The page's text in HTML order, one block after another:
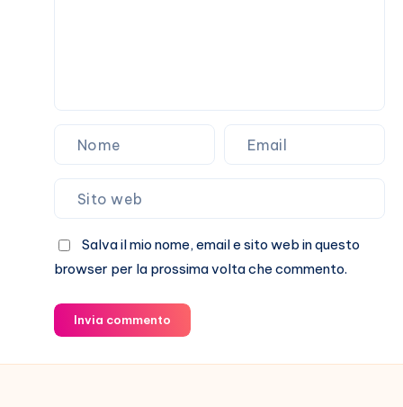
Salva il mio nome, email e sito web in questo
browser per la prossima volta che commento.
Invia commento